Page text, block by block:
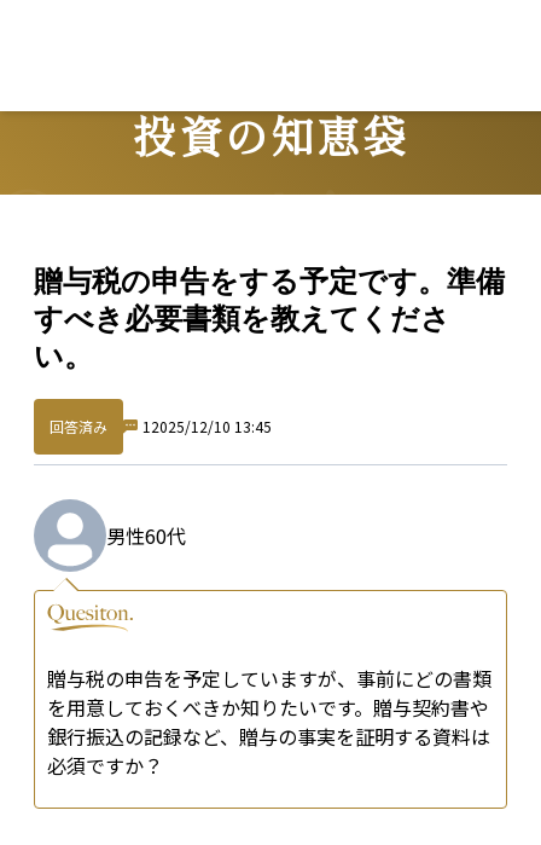
投資の知恵袋
贈与税の申告をする予定です。準備
すべき必要書類を教えてくださ
い。
回答済み 1 2025/12/10 13:45
男性60代
贈与税の申告を予定していますが、事前にどの書類
を用意しておくべきか知りたいです。贈与契約書や
銀行振込の記録など、贈与の事実を証明する資料は
必須ですか？